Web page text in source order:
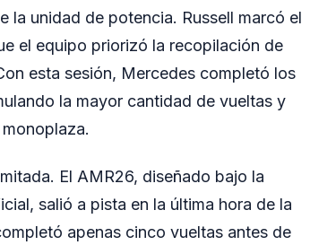
la unidad de potencia. Russell marcó el
el equipo priorizó la recopilación de
esta sesión, Mercedes completó los
la mayor cantidad de vueltas y
El AMR26, diseñado bajo la
salió a pista en la última hora de la
apenas cinco vueltas antes de